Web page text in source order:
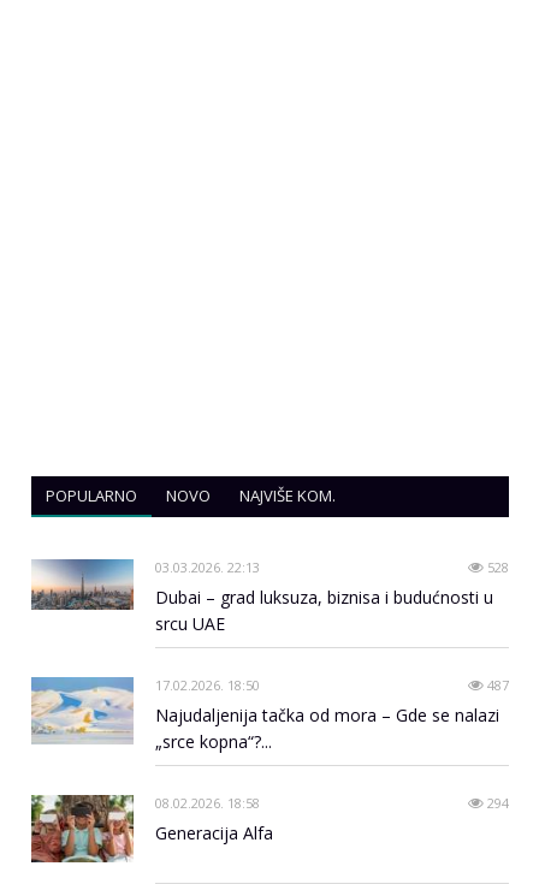
POPULARNO NOVO NAJVIŠE KOM.
03.03.2026. 22:13 528
Dubai – grad luksuza, biznisa i budućnosti u
srcu UAE
17.02.2026. 18:50 487
Najudaljenija tačka od mora – Gde se nalazi
„srce kopna“?...
08.02.2026. 18:58 294
Generacija Alfa